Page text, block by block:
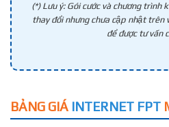
(*) Lưu ý: Gói cước và chương trình
thay đổi nhưng chưa cập nhật
để được tư vấn
BẢNG GIÁ INTERNET FPT